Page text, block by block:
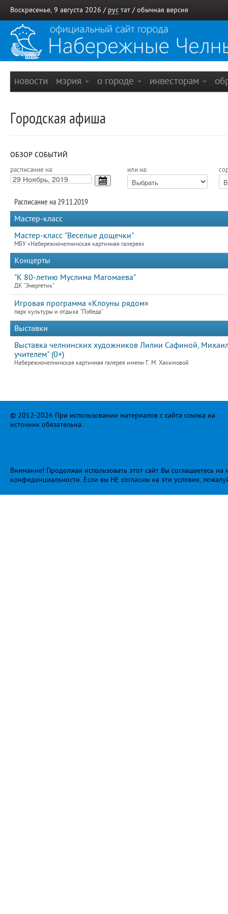
Воскресенье, 9 августа 2026 / рус тат / обычная версия
новости мэрия о городе инвесторам
Городская афиша
ОБЗОР СОБЫТИЙ
расписание на: или на:
Расписание на 29.11.2019
Мастер-класс
Мастер-класс "Веселые дощечки"
МБУ «Набережночелнинская картинная галерея»
Концерты
"К 80-летию Муслима Магомаева"
ДК "Энергетик"
Игровая программа «Клоуны рядом»
парк культуры и отдыха "Победа"
Выставки
Выставка челнинских художников Лилии Сафиной,
учителем" (0+)
Набережночелнинская картинная галерея имени Г. М. Хакимовой
© 2012-2026 При использовании материалов с сайта ссылка на
источник обязательна.
Внимание! Продолжая использовать этот сайт Вы соглашаетесь
конфиденциальности. Если вы НЕ согласны на эти условия,